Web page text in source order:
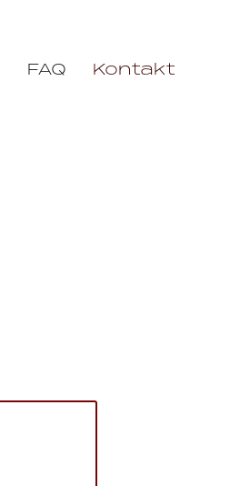
FAQ Kontakt